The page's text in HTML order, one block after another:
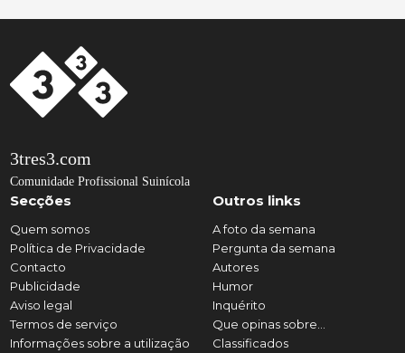
3tres3.com
Comunidade Profissional Suinícola
Secções
Quem somos
Política de Privacidade
Contacto
Publicidade
Aviso legal
Termos de serviço
Informações sobre a utilização
Outros links
A foto da semana
Pergunta da semana
Autores
Humor
Inquérito
Que opinas sobre...
Classificados